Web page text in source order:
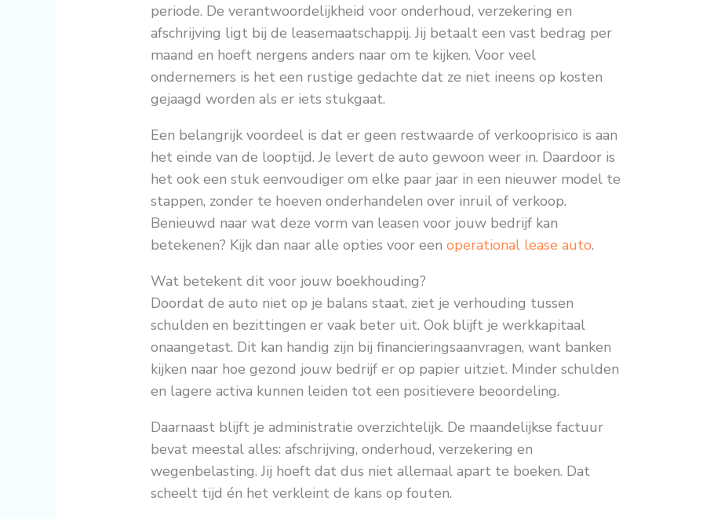
periode. De verantwoordelijkheid voor onderhoud, verzekering en
afschrijving ligt bij de leasemaatschappij. Jij betaalt een vast bedrag per
maand en hoeft nergens anders naar om te kijken. Voor veel
ondernemers is het een rustige gedachte dat ze niet ineens op kosten
gejaagd worden als er iets stukgaat.
Een belangrijk voordeel is dat er geen restwaarde of verkooprisico is aan
het einde van de looptijd. Je levert de auto gewoon weer in. Daardoor is
het ook een stuk eenvoudiger om elke paar jaar in een nieuwer model te
stappen, zonder te hoeven onderhandelen over inruil of verkoop.
Benieuwd naar wat deze vorm van leasen voor jouw bedrijf kan
betekenen? Kijk dan naar alle opties voor eenoperational lease auto.
Wat betekent dit voor jouw boekhouding?
Doordat de auto niet op je balans staat, ziet je verhouding tussen
schulden en bezittingen er vaak beter uit. Ook blijft je werkkapitaal
onaangetast. Dit kan handig zijn bij financieringsaanvragen, want banken
kijken naar hoe gezond jouw bedrijf er op papier uitziet. Minder schulden
en lagere activa kunnen leiden tot een positievere beoordeling.
Daarnaast blijft je administratie overzichtelijk. De maandelijkse factuur
bevat meestal alles: afschrijving, onderhoud, verzekering en
wegenbelasting. Jij hoeft dat dus niet allemaal apart te boeken. Dat
scheelt tijd én het verkleint de kans op fouten.